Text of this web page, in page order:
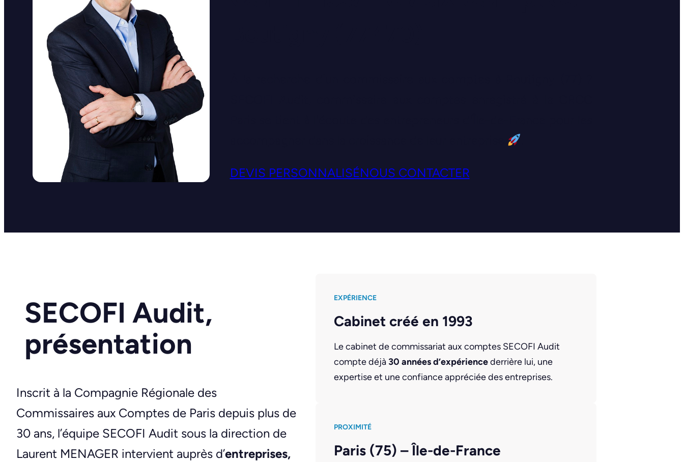
DEVIS PERSONNALISÉNOUS CONTACTER
SECOFI Audit,
présentation
Inscrit à la Compagnie Régionale des
Commissaires aux Comptes de Paris depuis plus de
30 ans, l’équipe SECOFI Audit sous la direction de
Laurent MENAGER intervient auprès d’entreprises,
EXPÉRIENCE
Cabinet créé en 1993
Le cabinet de commissariat aux comptes SECOFI Audit
compte déjà30 années d’expériencederrière lui, une
expertise et une confiance appréciée des entreprises.
PROXIMITÉ
Paris (75) – Île-de-France